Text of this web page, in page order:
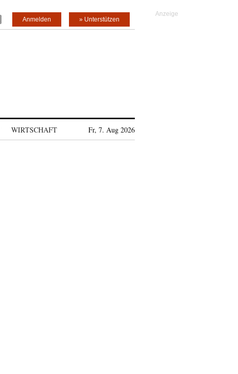
» Unterstützen
Anmelden
WIRTSCHAFT Fr, 7. Aug 2026